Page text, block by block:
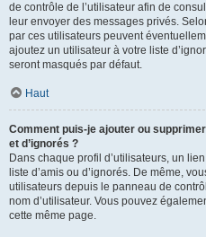
de contrôle de l’utilisateur afin de
leur envoyer des messages privés.
par ces utilisateurs peuvent
ajoutez un utilisateur à votre liste
seront masqués par défaut.
Haut
Comment puis-je ajouter ou
et d’ignorés ?
Dans chaque profil d’utilisateurs, un
liste d’amis ou d’ignorés. De même,
utilisateurs depuis le panneau de
nom d’utilisateur. Vous pouvez
cette même page.